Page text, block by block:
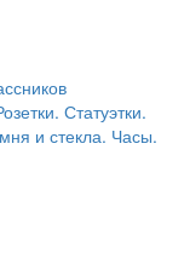
Статуэтки.
и стекла. Часы.